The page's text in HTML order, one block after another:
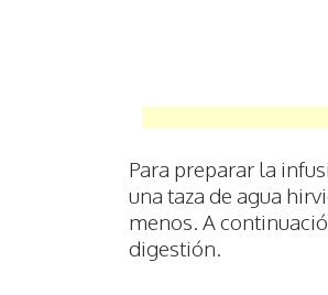
Para preparar la
una taza de agua
menos. A
digestión.